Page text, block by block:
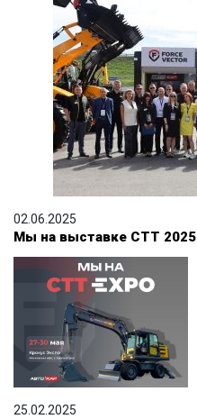
02.06.2025
Мы на выставке СТТ 2025
25.02.2025